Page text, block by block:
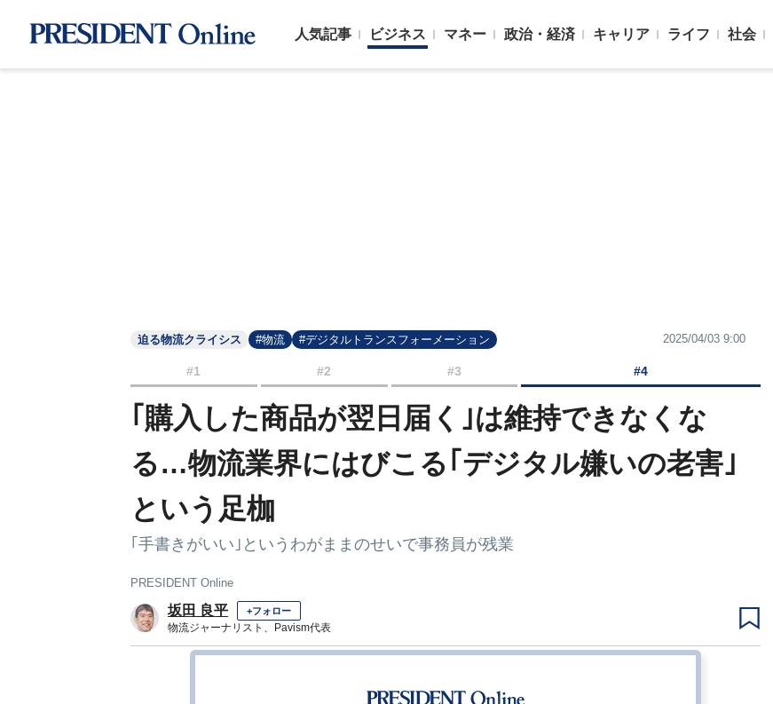
人気記事 ビジネス マネー 政治・経済 キャリア ライフ 社会
迫る物流クライシス #物流 #デジタルトランスフォーメーション 2025/04/03 9:00
#1 #2 #3 #4
｢購入した商品が翌日届く｣は維持できなくな
る…物流業界にはびこる｢デジタル嫌いの老害｣
という足枷
｢手書きがいい｣というわがままのせいで事務員が残業
PRESIDENT Online
坂田 良平 +フォロー
物流ジャーナリスト、Pavism代表